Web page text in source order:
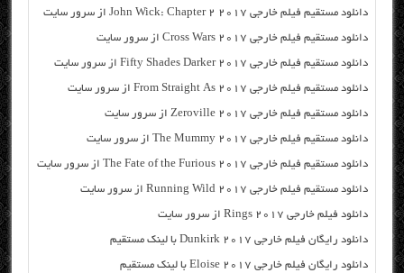
دانلود مستقیم فیلم خارجی John Wick: Chapter 2 2017 از سرور سایت
دانلود مستقیم فیلم خارجی Cross Wars 2017 از سرور سایت
دانلود مستقیم فیلم خارجی Fifty Shades Darker 2017 از سرور سایت
دانلود مستقیم فیلم خارجی From Straight As 2017 از سرور سایت
دانلود مستقیم فیلم خارجی Zeroville 2017 از سرور سایت
دانلود مستقیم فیلم خارجی The Mummy 2017 از سرور سایت
دانلود مستقیم فیلم خارجی The Fate of the Furious 2017 از سرور سایت
دانلود مستقیم فیلم خارجی Running Wild 2017 از سرور سایت
دانلود فیلم خارجی Rings 2017 از سرور سایت
دانلود رایگان فیلم خارجی Dunkirk 2017 با لینک مستقیم
دانلود رایگان فیلم خارجی Eloise 2017 با لینک مستقیم